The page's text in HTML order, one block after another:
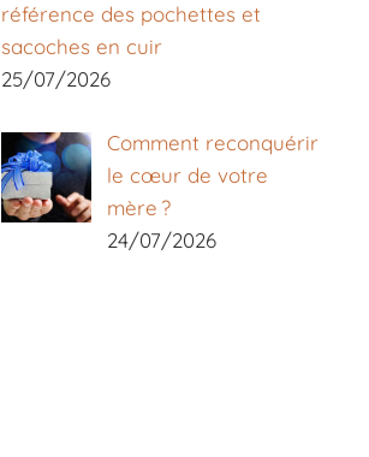
référence des pochettes et
sacoches en cuir
25/07/2026
Comment reconquérir
le cœur de votre
mère ?
24/07/2026